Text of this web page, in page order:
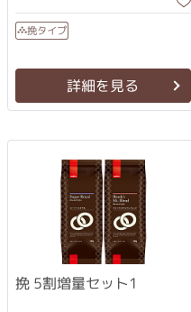
挽タイプ
詳細を見る
挽 5割増量セット1